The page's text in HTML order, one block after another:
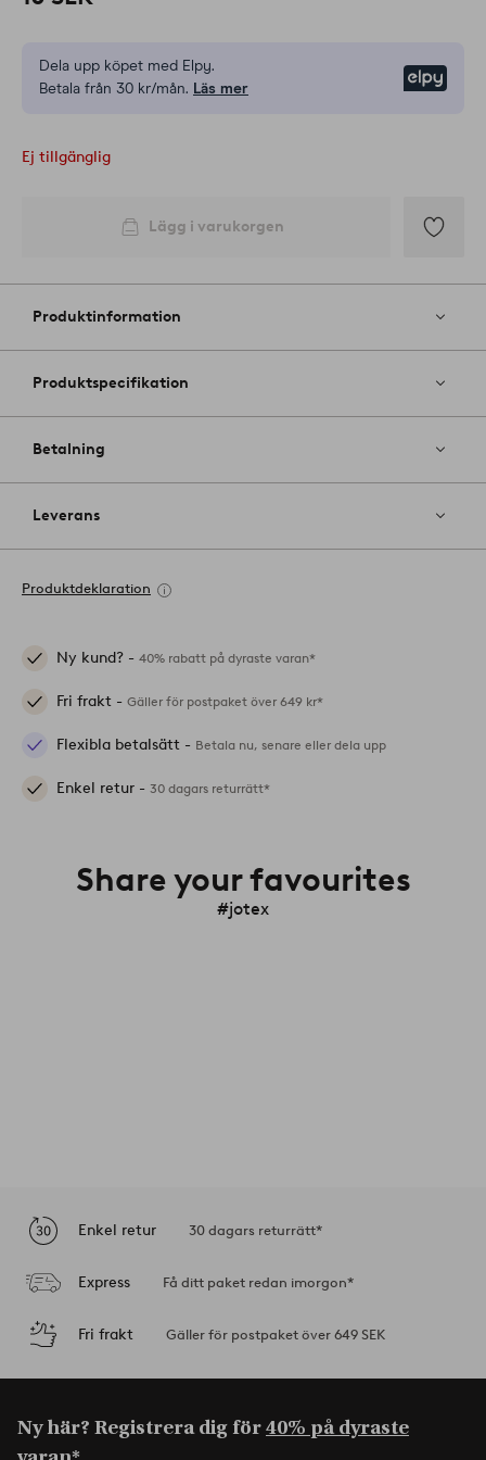
Dela upp köpet med Elpy.
Betala från 30 kr/mån. Läs mer
Ej tillgänglig
Lägg i varukorgen
till
favoriter
Produktinformation
Produktspecifikation
Betalning
Leverans
Produktdeklaration
Ny kund? - 40% rabatt på dyraste varan*
Fri frakt - Gäller för postpaket över 649 kr*
Flexibla betalsätt - Betala nu, senare eller dela upp
Enkel retur - 30 dagars returrätt*
Share your favourites
#jotex
Enkel retur 30 dagars returrätt*
Express Få ditt paket redan imorgon*
Fri frakt Gäller för postpaket över 649 SEK
Ny här? Registrera dig för40% på dyraste